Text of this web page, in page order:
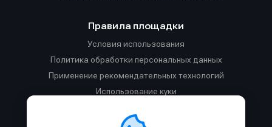
Правила площадки
Условия использования
Политика обработки персональных данных
Применение рекомендательных технологий
Использование куки
Правила общения в Телеграм-чате